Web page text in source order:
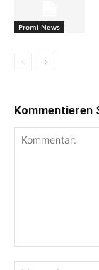
Promi-News
Kommentieren